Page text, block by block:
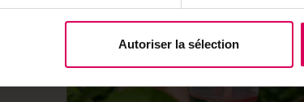
Autoriser la sélection